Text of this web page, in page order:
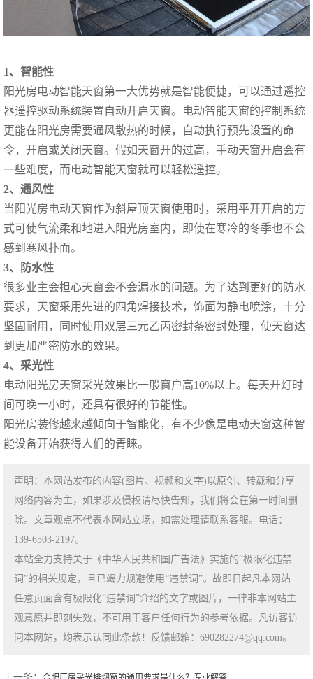
1、智能性
阳光房电动智能天窗第一大优势就是智能便捷，可以通过遥控
器遥控驱动系统装置自动开启天窗。电动智能天窗的控制系统
更能在阳光房需要通风散热的时候，自动执行预先设置的命
令，开启或关闭天窗。假如天窗开的过高，手动天窗开启会有
一些难度，而电动智能天窗就可以轻松遥控。
2、通风性
当阳光房电动天窗作为斜屋顶天窗使用时，采用平开开启的方
式可使气流柔和地进入阳光房室内，即使在寒冷的冬季也不会
感到寒风扑面。
3、防水性
很多业主会担心天窗会不会漏水的问题。为了达到更好的防水
要求，天窗采用先进的四角焊接技术，饰面为静电喷涂，十分
坚固耐用，同时使用双层三元乙丙密封条密封处理，使天窗达
到更加严密防水的效果。
4、采光性
电动阳光房天窗采光效果比一般窗户高10%以上。每天开灯时
间可晚一小时，还具有很好的节能性。
阳光房装修越来越倾向于智能化，有不少像是电动天窗这种智
能设备开始获得人们的青睐。
声明：本网站发布的内容(图片、视频和文字)以原创、转载和分享
网络内容为主，如果涉及侵权请尽快告知，我们将会在第一时间删
除。文章观点不代表本网站立场，如需处理请联系客服。电话：
139-6503-2197。
本站全力支持关于《中华人民共和国广告法》实施的“极限化违禁
词”的相关规定，且已竭力规避使用“违禁词”。故即日起凡本网站
任意页面含有极限化“违禁词”介绍的文字或图片，一律非本网站主
观意愿并即刻失效，不可用于客户任何行为的参考依据。凡访客访
问本网站，均表示认同此条款！反馈邮箱：690282274@qq.com。
上一条：